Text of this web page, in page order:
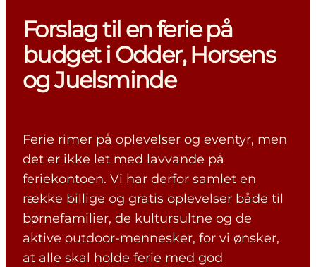
Overnatning
Køb billet
Forslag til en ferie på
budget i Odder, Horsens
og Juelsminde
Ferie rimer på oplevelser og eventyr, men
det er ikke let med lavvande på
feriekontoen. Vi har derfor samlet en
række billige og gratis oplevelser både til
børnefamilier, de kultursultne og de
aktive outdoor-mennesker, for vi ønsker,
at alle skal holde ferie med god